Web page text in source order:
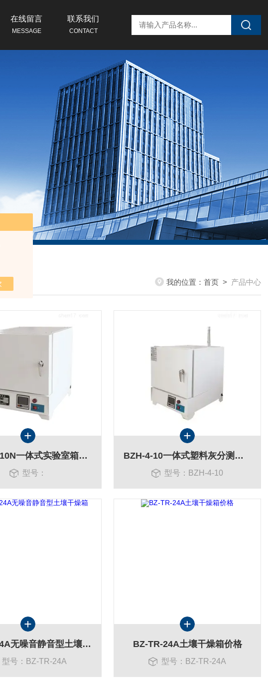
在线留言
MESSAGE
联系我们
CONTACT
我的位置： 首页 > 产品中心
SX2-2.5-10N一体式实验室箱式电阻炉
型号：
BZH-4-10一体式塑料灰分测定仪马弗炉
型号：BZH-4-10
BZ-TR-24A无噪音静音型土壤干燥箱
型号：BZ-TR-24A
BZ-TR-24A土壤干燥箱价格
型号：BZ-TR-24A